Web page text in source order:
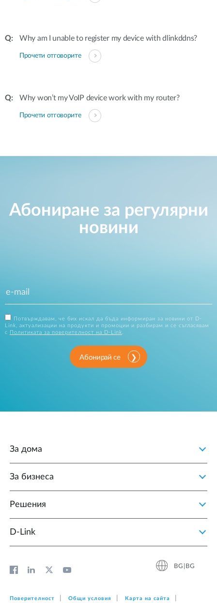
Why am I unable to register my device with dlinkddns?
Прочети отговорите
Why won’t my VoIP device work with my router?
Прочети отговорите
Абониране за регулярни
новини
Потвърждавам, че бих искал да бъда информиран за новини от D-
Link, актуализации на продукти и промоции и разбирам и се съгласявам
с
Политиката за поверителност на D-Link
Абонирай се
За дома
За бизнеса
Решения
D‑Link
BG|BG
Поверителност Общи условия Карта на сайта